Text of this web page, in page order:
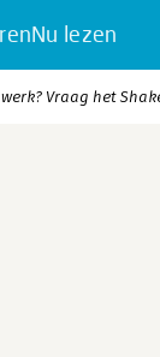
Nu lezen
Vraag het